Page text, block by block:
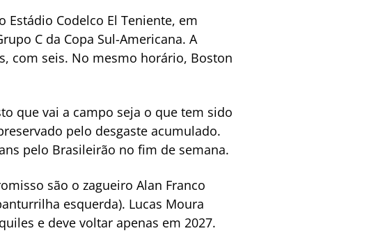
Estádio Codelco El Teniente, em
C da Copa Sul-Americana. A
com seis. No mesmo horário, Boston
que vai a campo seja o que tem sido
pelo desgaste acumulado.
pelo Brasileirão no fim de semana.
são o zagueiro Alan Franco
esquerda). Lucas Moura
e deve voltar apenas em 2027.